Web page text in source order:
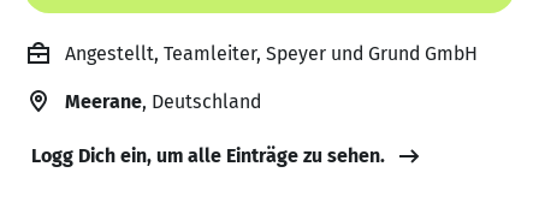
Angestellt, Teamleiter, Speyer und Grund GmbH
Meerane, Deutschland
Logg Dich ein, um alle Einträge zu sehen.